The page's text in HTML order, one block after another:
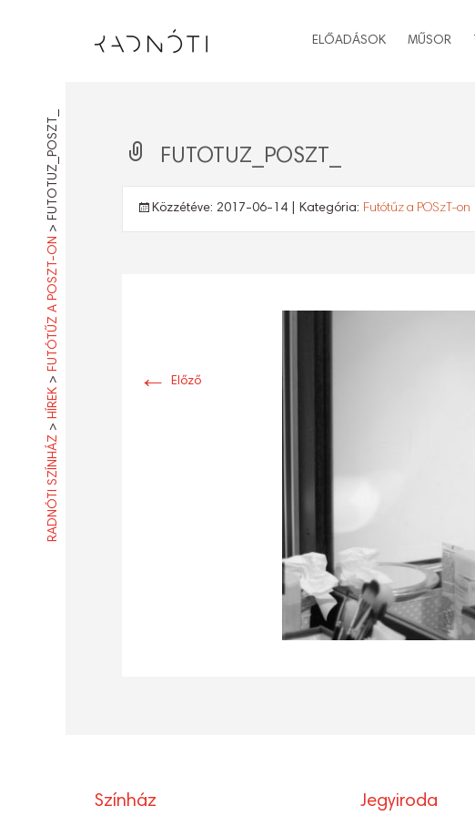
ELŐADÁSOK MŰSOR
RADNÓTI SZÍNHÁZ
>
HÍREK
>
FUTÓTŰZ A POSZT-ON
>
FUTOTUZ_POSZT_ FUTOTUZ_POSZT_
Közzétéve: 2017-06-14 | Kategória: Futótűz a POSzT-on
← Előző
Színház Jegyiroda